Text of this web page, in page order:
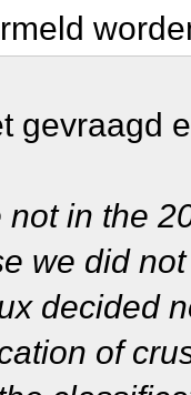
gevraagd
not in the
we did
decided
of